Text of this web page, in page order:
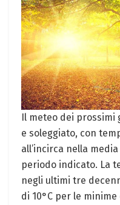
Il meteo dei
e soleggiato, con
all’incirca nella
periodo indicato. La
negli ultimi tre
di 10°C per le minime